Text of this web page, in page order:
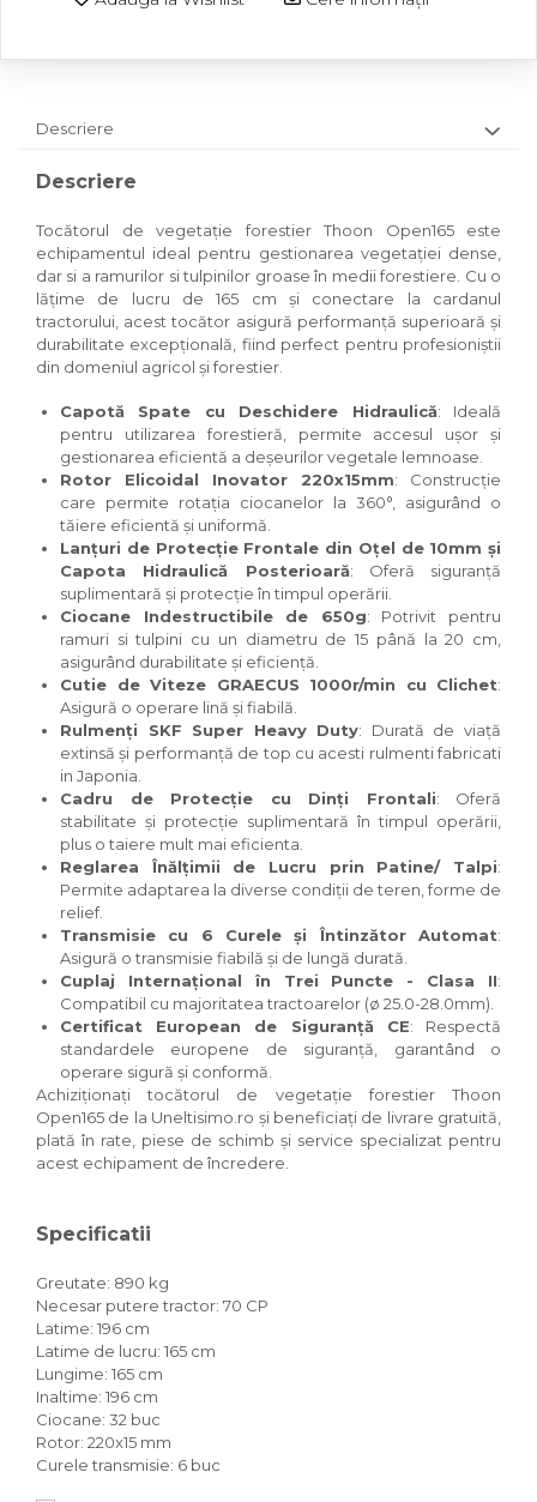
Descriere
Descriere
Tocătorul de vegetație forestier Thoon Open165 este
echipamentul ideal pentru gestionarea vegetației dense,
dar si a ramurilor si tulpinilor groase în medii forestiere. Cu o
lățime de lucru de 165 cm și conectare la cardanul
tractorului, acest tocător asigură performanță superioară și
durabilitate excepțională, fiind perfect pentru profesioniștii
din domeniul agricol și forestier.
Capotă Spate cu Deschidere Hidraulică: Ideală
pentru utilizarea forestieră, permite accesul ușor și
gestionarea eficientă a deșeurilor vegetale lemnoase.
Rotor Elicoidal Inovator 220x15mm: Construcție
care permite rotația ciocanelor la 360°, asigurând o
tăiere eficientă și uniformă.
Lanțuri de Protecție Frontale din Oțel de 10mm și
Capota Hidraulică Posterioară: Oferă siguranță
suplimentară și protecție în timpul operării.
Ciocane Indestructibile de 650g: Potrivit pentru
ramuri si tulpini cu un diametru de 15 până la 20 cm,
asigurând durabilitate și eficiență.
Cutie de Viteze GRAECUS 1000r/min cu Clichet:
Asigură o operare lină și fiabilă.
Rulmenți SKF Super Heavy Duty: Durată de viață
extinsă și performanță de top cu acesti rulmenti fabricati
in Japonia.
Cadru de Protecție cu Dinți Frontali: Oferă
stabilitate și protecție suplimentară în timpul operării,
plus o taiere mult mai eficienta.
Reglarea Înălțimii de Lucru prin Patine/ Talpi:
Permite adaptarea la diverse condiții de teren, forme de
relief.
Transmisie cu 6 Curele și Întinzător Automat:
Asigură o transmisie fiabilă și de lungă durată.
Cuplaj Internațional în Trei Puncte - Clasa II:
Compatibil cu majoritatea tractoarelor (ø 25.0-28.0mm).
Certificat European de Siguranță CE: Respectă
standardele europene de siguranță, garantând o
operare sigură și conformă.
Achiziționați tocătorul de vegetație forestier Thoon
Open165 de la Uneltisimo.ro și beneficiați de livrare gratuită,
plată în rate, piese de schimb și service specializat pentru
acest echipament de încredere.
Specificatii
Greutate: 890 kg
Necesar putere tractor: 70 CP
Latime: 196 cm
Latime de lucru: 165 cm
Lungime: 165 cm
Inaltime: 196 cm
Ciocane: 32 buc
Rotor: 220x15 mm
Curele transmisie: 6 buc